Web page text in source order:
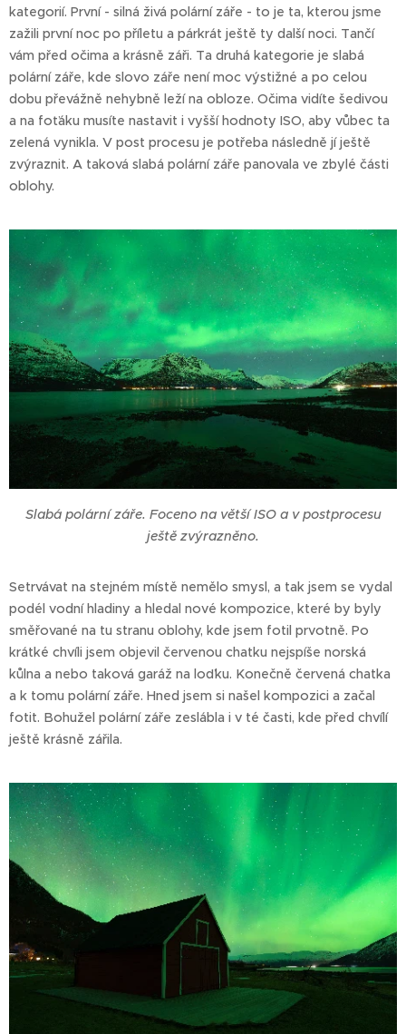
kategorií. První - silná živá polární záře - to je ta, kterou jsme
zažili první noc po příletu a párkrát ještě ty další noci. Tančí
vám před očima a krásně záři. Ta druhá kategorie je slabá
polární záře, kde slovo záře není moc výstižné a po celou
dobu převážně nehybně leží na obloze. Očima vidíte šedivou
a na foťáku musíte nastavit i vyšší hodnoty ISO, aby vůbec ta
zelená vynikla. V post procesu je potřeba následně jí ještě
zvýraznit. A taková slabá polární záře panovala ve zbylé části
oblohy.
Slabá polární záře. Foceno na větší ISO a v postprocesu
ještě zvýrazněno.
Setrvávat na stejném místě nemělo smysl, a tak jsem se vydal
podél vodní hladiny a hledal nové kompozice, které by byly
směřované na tu stranu oblohy, kde jsem fotil prvotně. Po
krátké chvíli jsem objevil červenou chatku nejspíše norská
kůlna a nebo taková garáž na loďku. Konečně červená chatka
a k tomu polární záře. Hned jsem si našel kompozici a začal
fotit. Bohužel polární záře zeslábla i v té časti, kde před chvílí
ještě krásně zářila.